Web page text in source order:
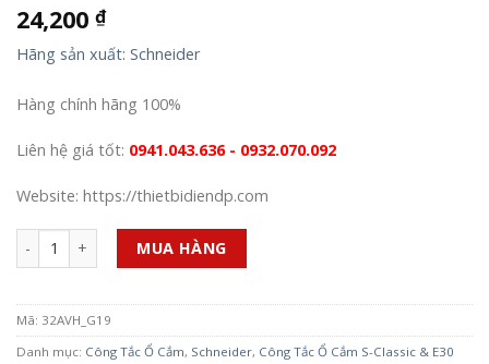
24,200 ₫
Hãng sản xuất: Schneider
Hàng chính hãng 100%
Liên hệ giá tốt: 0941.043.636 - 0932.070.092
Website: https://thietbidiendp.com
Số lượng MUA HÀNG
Mã: 32AVH_G19
Danh mục: Công Tắc Ổ Cắm, Schneider, Công Tắc Ổ Cắm S-Classic & E30